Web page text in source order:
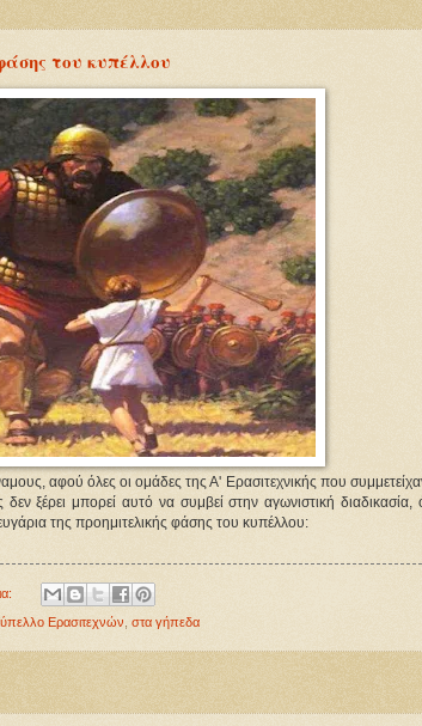
του κυπέλλου
αφού όλες οι ομάδες της Α' Ερασιτεχνικής που
ξέρει μπορεί αυτό να συμβεί στην αγωνιστική διαδικασία,
της προημιτελικής φάσης του κυπέλλου:
Ερασιτεχνών στα γήπεδα